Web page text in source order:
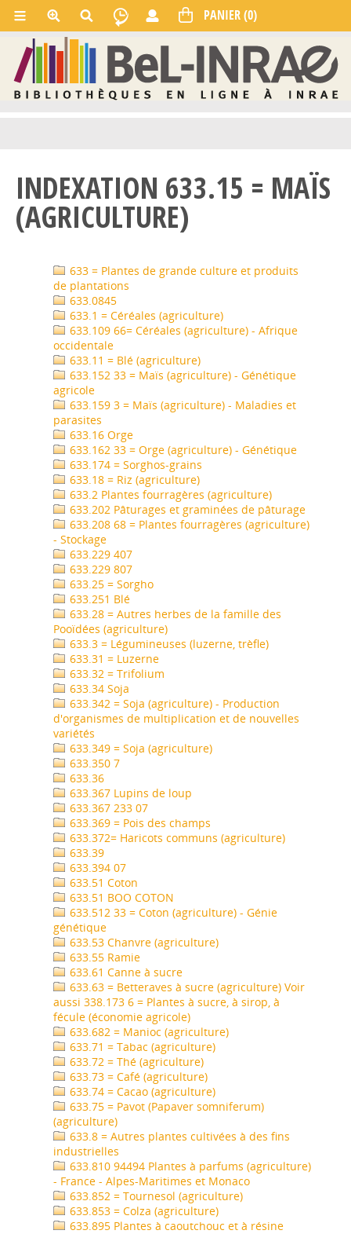
INDEXATION 633.15 = MAÏS
(AGRICULTURE)
633 = Plantes de grande culture et produits
de plantations
633.0845
633.1 = Céréales (agriculture)
633.109 66= Céréales (agriculture) - Afrique
occidentale
633.11 = Blé (agriculture)
633.152 33 = Maïs (agriculture) - Génétique
agricole
633.159 3 = Maïs (agriculture) - Maladies et
parasites
633.16 Orge
633.162 33 = Orge (agriculture) - Génétique
633.174 = Sorghos-grains
633.18 = Riz (agriculture)
633.2 Plantes fourragères (agriculture)
633.202 Pâturages et graminées de pâturage
633.208 68 = Plantes fourragères (agriculture)
- Stockage
633.229 407
633.229 807
633.25 = Sorgho
633.251 Blé
633.28 = Autres herbes de la famille des
Pooïdées (agriculture)
633.3 = Légumineuses (luzerne, trèfle)
633.31 = Luzerne
633.32 = Trifolium
633.34 Soja
633.342 = Soja (agriculture) - Production
d'organismes de multiplication et de nouvelles
variétés
633.349 = Soja (agriculture)
633.350 7
633.36
633.367 Lupins de loup
633.367 233 07
633.369 = Pois des champs
633.372= Haricots communs (agriculture)
633.39
633.394 07
633.51 Coton
633.51 BOO COTON
633.512 33 = Coton (agriculture) - Génie
génétique
633.53 Chanvre (agriculture)
633.55 Ramie
633.61 Canne à sucre
633.63 = Betteraves à sucre (agriculture) Voir
aussi 338.173 6 = Plantes à sucre, à sirop, à
fécule (économie agricole)
633.682 = Manioc (agriculture)
633.71 = Tabac (agriculture)
633.72 = Thé (agriculture)
633.73 = Café (agriculture)
633.74 = Cacao (agriculture)
633.75 = Pavot (Papaver somniferum)
(agriculture)
633.8 = Autres plantes cultivées à des fins
industrielles
633.810 94494 Plantes à parfums (agriculture)
- France - Alpes-Maritimes et Monaco
633.852 = Tournesol (agriculture)
633.853 = Colza (agriculture)
633.895 Plantes à caoutchouc et à résine